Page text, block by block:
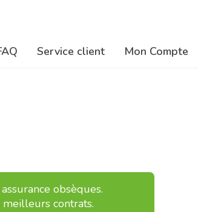
Service client Mon Compte
obsèques.
contrats.